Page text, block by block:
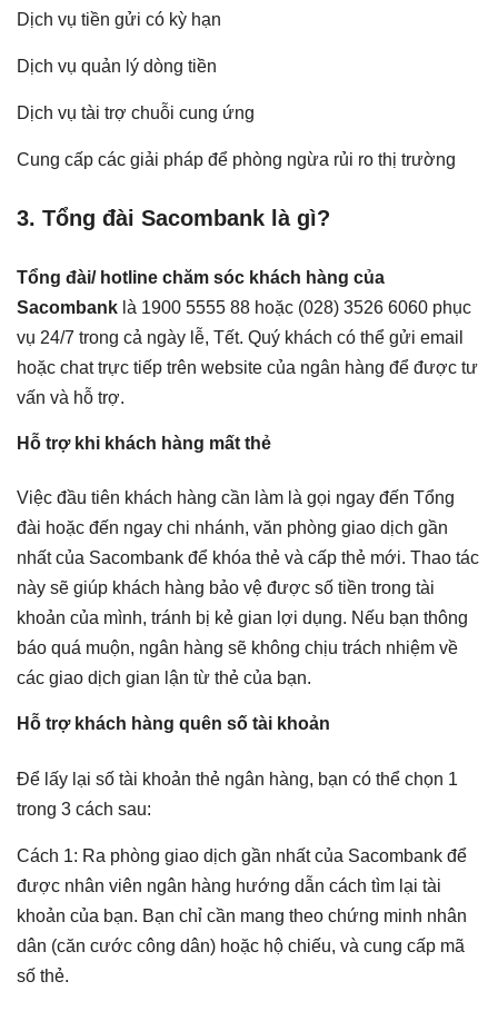
Dịch vụ tiền gửi có kỳ hạn
Dịch vụ quản lý dòng tiền
Dịch vụ tài trợ chuỗi cung ứng
Cung cấp các giải pháp để phòng ngừa rủi ro thị trường
3. Tổng đài Sacombank là gì?
Tổng đài/ hotline chăm sóc khách hàng của
Sacombank là 1900 5555 88 hoặc (028) 3526 6060 phục
vụ 24/7 trong cả ngày lễ, Tết. Quý khách có thể gửi email
hoặc chat trực tiếp trên website của ngân hàng để được tư
vấn và hỗ trợ.
Hỗ trợ khi khách hàng mất thẻ
Việc đầu tiên khách hàng cần làm là gọi ngay đến Tổng
đài hoặc đến ngay chi nhánh, văn phòng giao dịch gần
nhất của Sacombank để khóa thẻ và cấp thẻ mới. Thao tác
này sẽ giúp khách hàng bảo vệ được số tiền trong tài
khoản của mình, tránh bị kẻ gian lợi dụng. Nếu bạn thông
báo quá muộn, ngân hàng sẽ không chịu trách nhiệm về
các giao dịch gian lận từ thẻ của bạn.
Hỗ trợ khách hàng quên số tài khoản
Để lấy lại số tài khoản thẻ ngân hàng, bạn có thể chọn 1
trong 3 cách sau:
Cách 1: Ra phòng giao dịch gần nhất của Sacombank để
được nhân viên ngân hàng hướng dẫn cách tìm lại tài
khoản của bạn. Bạn chỉ cần mang theo chứng minh nhân
dân (căn cước công dân) hoặc hộ chiếu, và cung cấp mã
số thẻ.